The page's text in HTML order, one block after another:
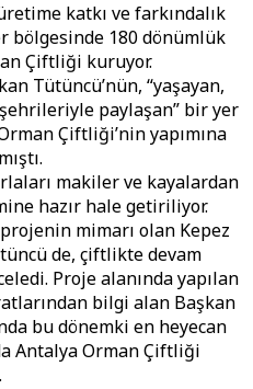
katkı ve farkındalık
bölgesinde 180 dönümlük
Çiftliği kuruyor.
Tütüncü’nün, “yaşayan,
paylaşan” bir yer
Çiftliği’nin yapımına
makiler ve kayalardan
hazır hale getiriliyor.
mimarı olan Kepez
de, çiftlikte devam
Proje alanında yapılan
bilgi alan Başkan
bu dönemki en heyecan
Antalya Orman Çiftliği